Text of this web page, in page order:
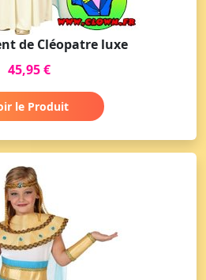
de Cléopatre luxe
45,95 €
le Produit